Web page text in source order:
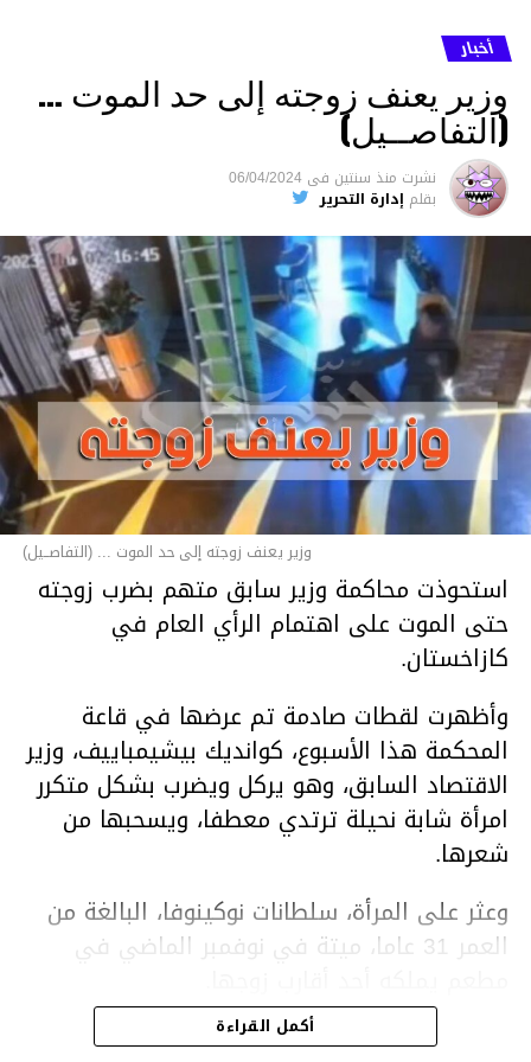
أخبار
وزير يعنف زوجته إلى حد الموت …
(التفاصــيل)
نشرت منذ سنتين فى 06/04/2024
بقلم إدارة التحرير
وزير يعنف زوجته إلى حد الموت ... (التفاصــيل)
استحوذت محاكمة وزير سابق متهم بضرب زوجته
حتى الموت على اهتمام الرأي العام في
كازاخستان.
وأظهرت لقطات صادمة تم عرضها في قاعة
المحكمة هذا الأسبوع، كوانديك بيشيمباييف، وزير
الاقتصاد السابق، وهو يركل ويضرب بشكل متكرر
امرأة شابة نحيلة ترتدي معطفا، ويسحبها من
شعرها.
وعثر على المرأة، سلطانات نوكينوفا، البالغة من
العمر 31 عاما، ميتة في نوفمبر الماضي في
ووفقا لتقرير الطبيب الشرعي، توفيت نوكينوفا
أكمل القراءة